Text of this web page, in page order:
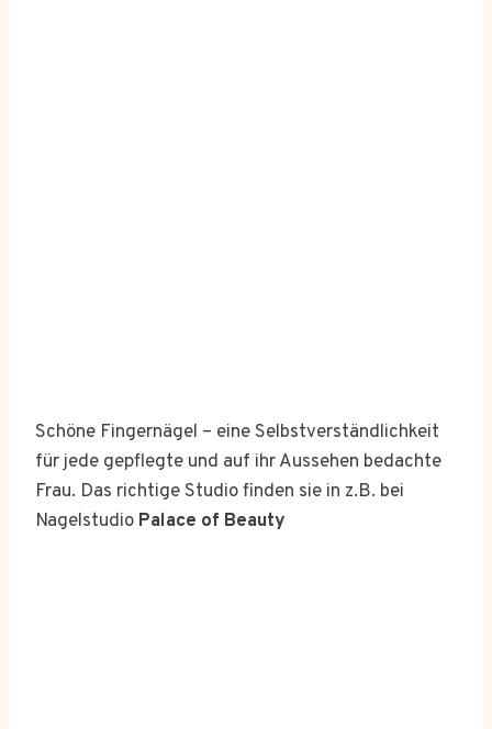
Schöne Fingernägel – eine Selbstverständlichkeit
für jede gepflegte und auf ihr Aussehen bedachte
Frau. Das richtige Studio finden sie in z.B. bei
Nagelstudio Palace of Beauty